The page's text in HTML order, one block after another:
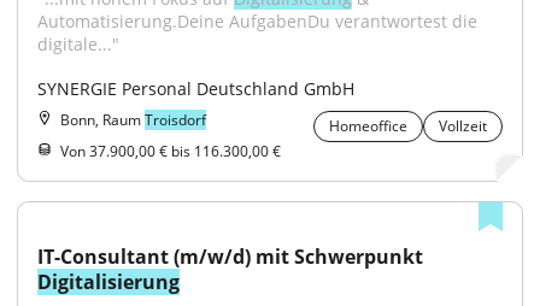
Automatisierung.Deine AufgabenDu verantwortest die
digitale..."
SYNERGIE Personal Deutschland GmbH
Bonn, RaumTroisdorf Homeoffice
Vollzeit
Von 37.900,00 € bis 116.300,00 €
Digitalisierung